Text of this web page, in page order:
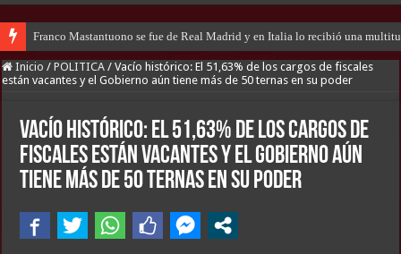
Franco Mastantuono se fue de Real Madrid y en Italia lo recibió una
Inicio / POLITICA / Vacío histórico: El 51,63% de los cargos de fiscales
están vacantes y el Gobierno aún tiene más de 50 ternas en su poder
Vacío histórico: El 51,63% de los cargos de
fiscales están vacantes y el Gobierno aún
tiene más de 50 ternas en su poder